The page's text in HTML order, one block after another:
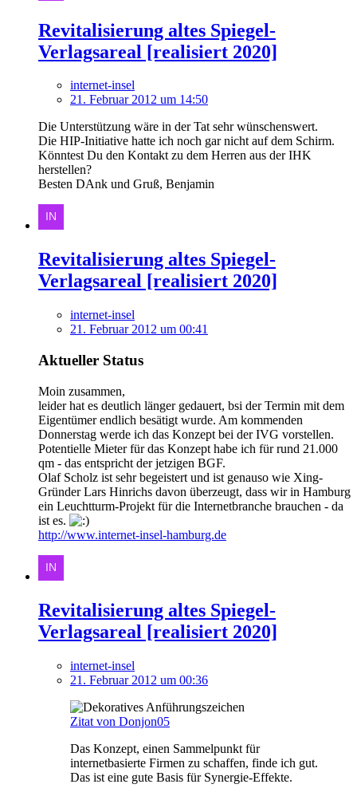
Revitalisierung altes Spiegel-
Verlagsareal [realisiert 2020]
internet-insel
21. Februar 2012 um 14:50
Die Unterstützung wäre in der Tat sehr wünschenswert.
Die HIP-Initiative hatte ich noch gar nicht auf dem Schirm.
Könntest Du den Kontakt zu dem Herren aus der IHK
herstellen?
Besten DAnk und Gruß, Benjamin
Revitalisierung altes Spiegel-
Verlagsareal [realisiert 2020]
internet-insel
21. Februar 2012 um 00:41
Aktueller Status
Moin zusammen,
leider hat es deutlich länger gedauert, bsi der Termin mit dem
Eigentümer endlich besätigt wurde. Am kommenden
Donnerstag werde ich das Konzept bei der IVG vorstellen.
Potentielle Mieter für das Konzept habe ich für rund 21.000
qm - das entspricht der jetzigen BGF.
Olaf Scholz ist sehr begeistert und ist genauso wie Xing-
Gründer Lars Hinrichs davon überzeugt, dass wir in Hamburg
ein Leuchtturm-Projekt für die Internetbranche brauchen - da
ist es.
http://www.internet-insel-hamburg.de
Revitalisierung altes Spiegel-
Verlagsareal [realisiert 2020]
internet-insel
21. Februar 2012 um 00:36
Zitat von Donjon05
Das Konzept, einen Sammelpunkt für
internetbasierte Firmen zu schaffen, finde ich gut.
Das ist eine gute Basis für Synergie-Effekte.